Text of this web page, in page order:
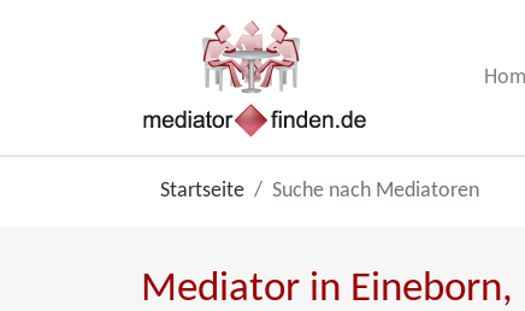
Startseite Suche nach Mediatoren
Mediator in